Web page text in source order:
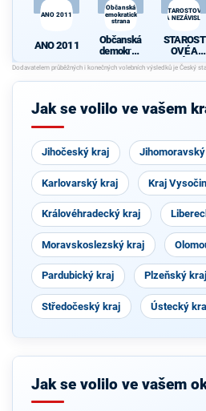
ANO 2011
ANO 2011
Občanská
demokratická
strana
Občanská
demokrati
cká strana
STAROSTOVÉ
A NEZÁVISLÍ
STAROST
OVÉ A
NEZÁVISL
Í
Jak se volilo ve vašem
Jihočeský kraj
Karlovarský kraj Kraj
Královéhradecký kraj
Moravskoslezský kraj
Pardubický kraj Plzeňský kraj
Středočeský kraj Ústecký
Jak se volilo ve vašem